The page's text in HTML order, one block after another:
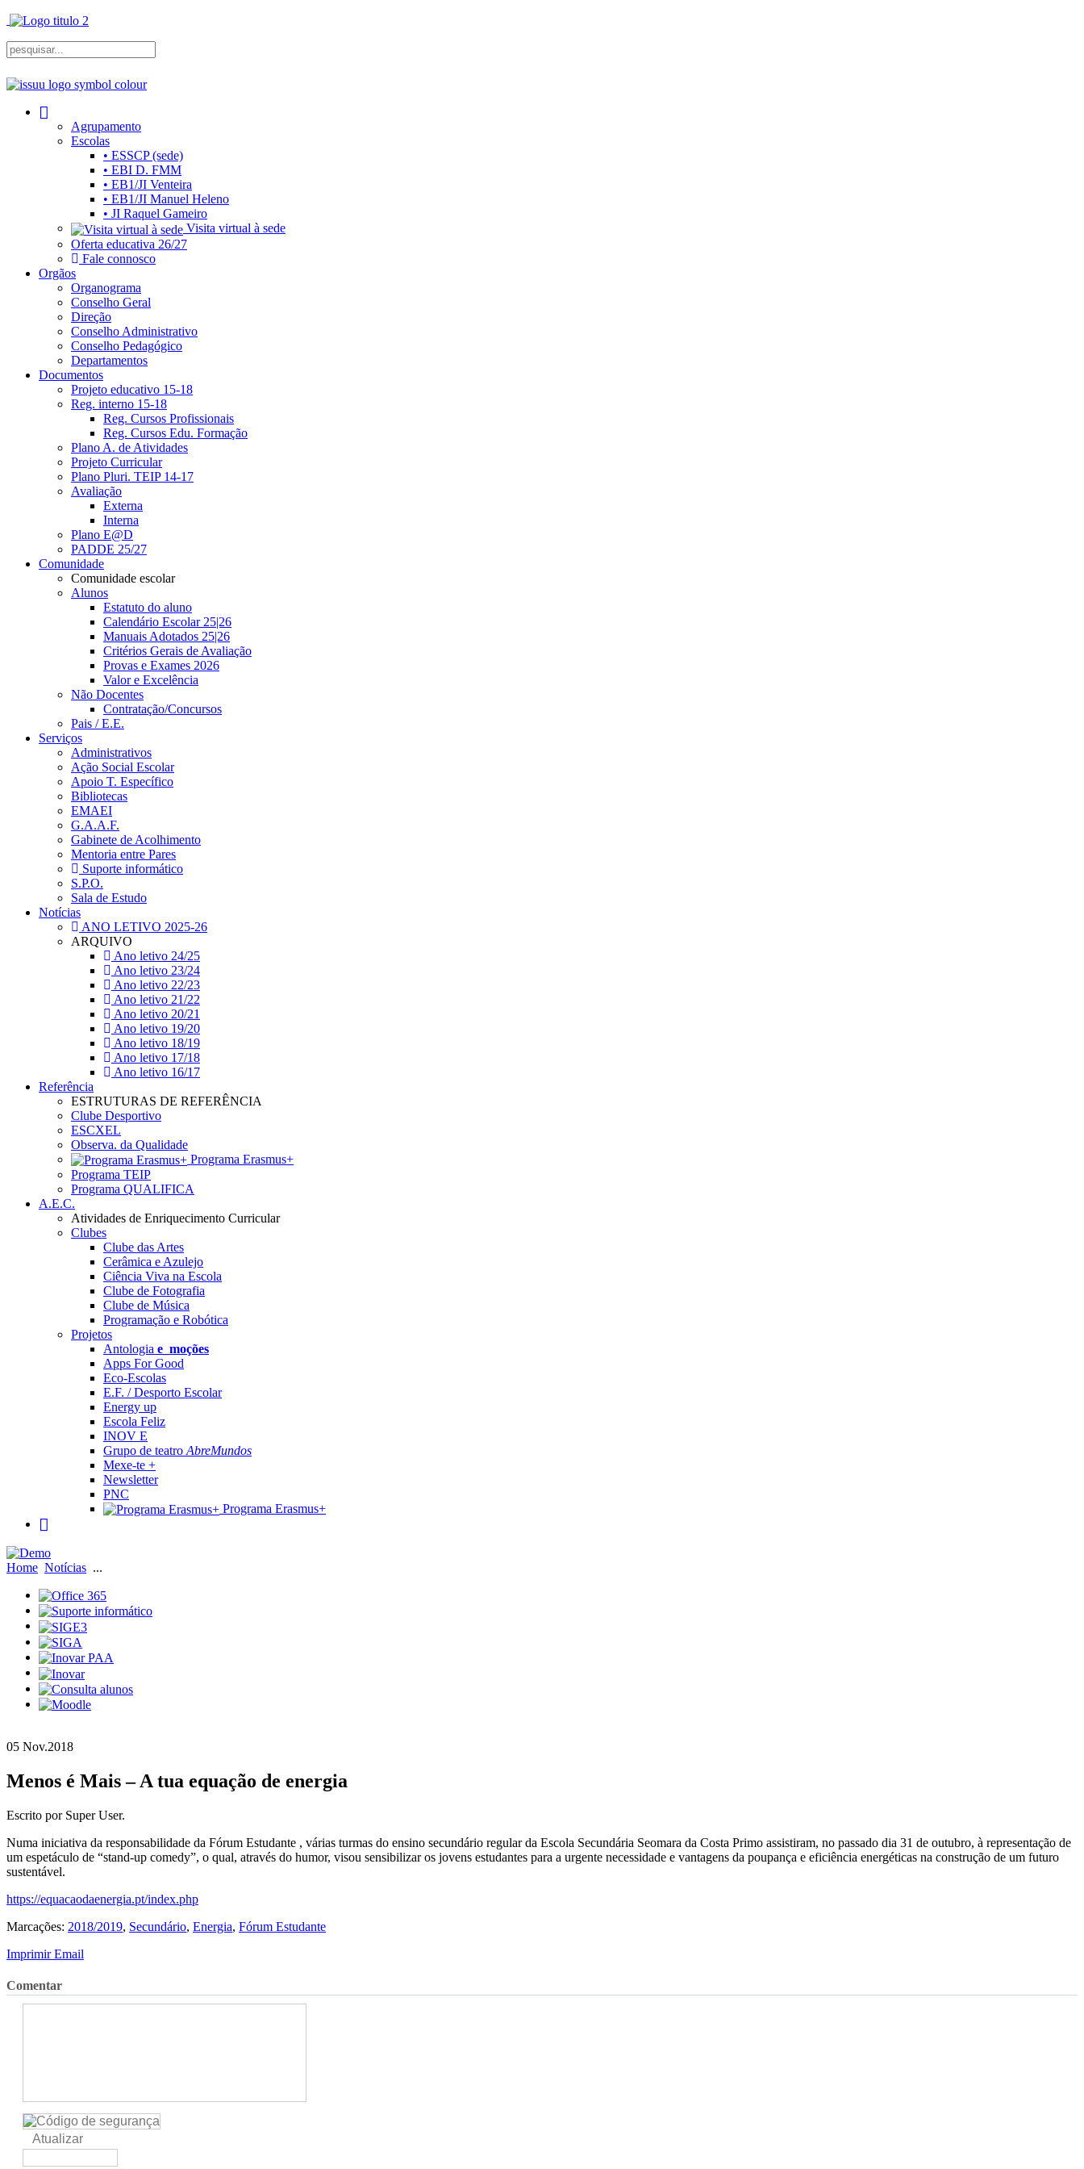
Agrupamento
Escolas
• ESSCP (sede)
• EBI D. FMM
• EB1/JI Venteira
• EB1/JI Manuel Heleno
• JI Raquel Gameiro
Visita virtual à sede
Oferta educativa 26/27
Fale connosco
Orgãos
Organograma
Conselho Geral
Direção
Conselho Administrativo
Conselho Pedagógico
Departamentos
Documentos
Projeto educativo 15-18
Reg. interno 15-18
Reg. Cursos Profissionais
Reg. Cursos Edu. Formação
Plano A. de Atividades
Projeto Curricular
Plano Pluri. TEIP 14-17
Avaliação
Externa
Interna
Plano E@D
PADDE 25/27
Comunidade
Comunidade escolar
Alunos
Estatuto do aluno
Calendário Escolar 25|26
Manuais Adotados 25|26
Critérios Gerais de Avaliação
Provas e Exames 2026
Valor e Excelência
Não Docentes
Contratação/Concursos
Pais / E.E.
Serviços
Administrativos
Ação Social Escolar
Apoio T. Específico
Bibliotecas
EMAEI
G.A.A.F.
Gabinete de Acolhimento
Mentoria entre Pares
Suporte informático
S.P.O.
Sala de Estudo
Notícias
ANO LETIVO 2025-26
ARQUIVO
Ano letivo 24/25
Ano letivo 23/24
Ano letivo 22/23
Ano letivo 21/22
Ano letivo 20/21
Ano letivo 19/20
Ano letivo 18/19
Ano letivo 17/18
Ano letivo 16/17
Referência
ESTRUTURAS DE REFERÊNCIA
Clube Desportivo
ESCXEL
Observa. da Qualidade
Programa Erasmus+
Programa TEIP
Programa QUALIFICA
A.E.C.
Atividades de Enriquecimento Curricular
Clubes
Clube das Artes
Cerâmica e Azulejo
Ciência Viva na Escola
Clube de Fotografia
Clube de Música
Programação e Robótica
Projetos
Antologia e_moções
Apps For Good
Eco-Escolas
E.F. / Desporto Escolar
Energy up
Escola Feliz
INOV E
Grupo de teatro AbreMundos
Mexe-te +
Newsletter
PNC
Programa Erasmus+
Home Notícias ...
05 Nov.2018
Menos é Mais – A tua equação de energia
Escrito por Super User.
Numa iniciativa da responsabilidade da Fórum Estudante , várias turmas do ensino secundário regular da Escola Secundária Seomara da Costa Primo assistiram, no passado dia 31 de outubro, à representação de
um espetáculo de “stand-up comedy”, o qual, através do humor, visou sensibilizar os jovens estudantes para a urgente necessidade e vantagens da poupança e eficiência energéticas na construção de um futuro
sustentável.
https://equacaodaenergia.pt/index.php
Marcações: 2018/2019, Secundário, Energia, Fórum Estudante
ImprimirEmail
Comentar
Atualizar